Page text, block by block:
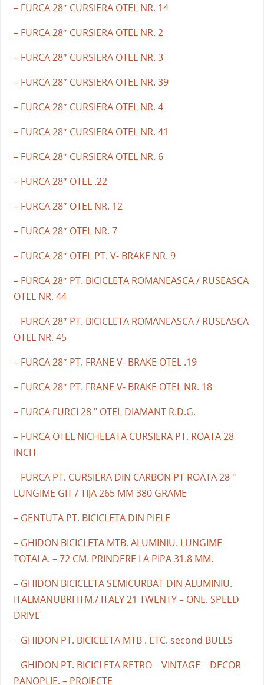
– FURCA 28″ CURSIERA OTEL NR. 14
– FURCA 28″ CURSIERA OTEL NR. 2
– FURCA 28″ CURSIERA OTEL NR. 3
– FURCA 28″ CURSIERA OTEL NR. 39
– FURCA 28″ CURSIERA OTEL NR. 4
– FURCA 28″ CURSIERA OTEL NR. 41
– FURCA 28″ CURSIERA OTEL NR. 6
– FURCA 28″ OTEL .22
– FURCA 28″ OTEL NR. 12
– FURCA 28″ OTEL NR. 7
– FURCA 28″ OTEL PT. V- BRAKE NR. 9
– FURCA 28″ PT. BICICLETA ROMANEASCA / RUSEASCA
OTEL NR. 44
– FURCA 28″ PT. BICICLETA ROMANEASCA / RUSEASCA
OTEL NR. 45
– FURCA 28″ PT. FRANE V- BRAKE OTEL .19
– FURCA 28″ PT. FRANE V- BRAKE OTEL NR. 18
– FURCA FURCI 28 " OTEL DIAMANT R.D.G.
– FURCA OTEL NICHELATA CURSIERA PT. ROATA 28
INCH
– FURCA PT. CURSIERA DIN CARBON PT ROATA 28 "
LUNGIME GIT / TIJA 265 MM 380 GRAME
– GENTUTA PT. BICICLETA DIN PIELE
– GHIDON BICICLETA MTB. ALUMINIU. LUNGIME
TOTALA. – 72 CM. PRINDERE LA PIPA 31.8 MM.
– GHIDON BICICLETA SEMICURBAT DIN ALUMINIU.
ITALMANUBRI ITM./ ITALY 21 TWENTY – ONE. SPEED
DRIVE
– GHIDON PT. BICICLETA MTB . ETC. second BULLS
– GHIDON PT. BICICLETA RETRO – VINTAGE – DECOR –
PANOPLIE. – PROIECTE